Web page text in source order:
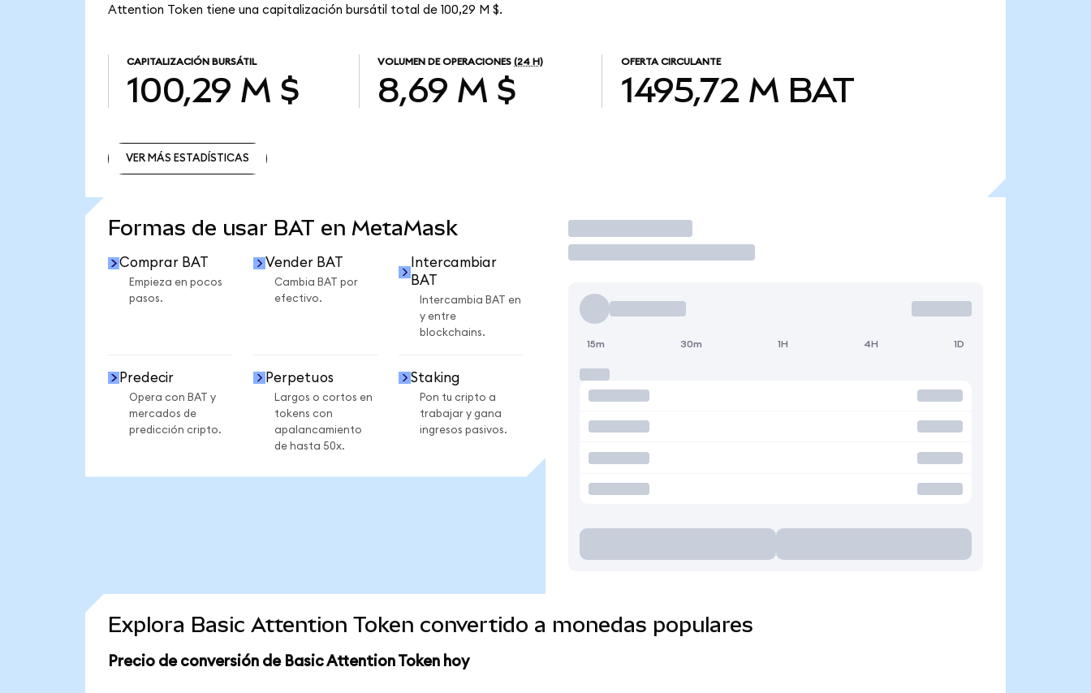
Attention Token tiene una capitalización bursátil total de 100,29 M $.
CAPITALIZACIÓN BURSÁTIL
100,29 M $
VOLUMEN DE OPERACIONES (24 H)
8,69 M $
OFERTA CIRCULANTE
1495,72 M BAT
VER MÁS ESTADÍSTICAS
Formas de usar BAT en MetaMask
Comprar BAT
Empieza en pocos
pasos.
Vender BAT
Cambia BAT por
efectivo.
Intercambiar
BAT
Intercambia BAT en
y entre
blockchains.
Predecir
Opera con BAT y
mercados de
predicción cripto.
Perpetuos
Largos o cortos en
tokens con
apalancamiento
de hasta 50x.
Staking
Pon tu cripto a
trabajar y gana
ingresos pasivos.
Operar
15m 30m 1H 4H 1D
Explora Basic Attention Token convertido a monedas populares
Precio de conversión de Basic Attention Token hoy